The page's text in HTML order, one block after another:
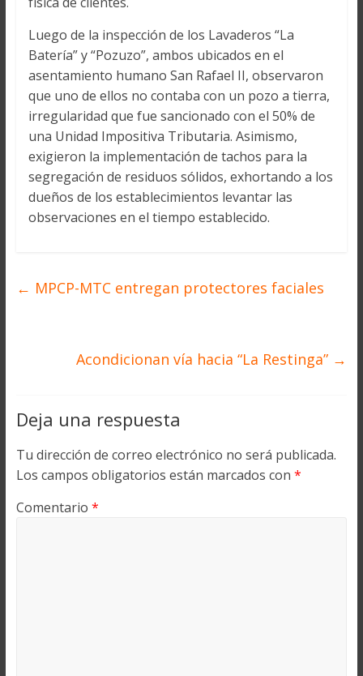
Luego de la inspección de los Lavaderos “La
Batería” y “Pozuzo”, ambos ubicados en el
asentamiento humano San Rafael II, observaron
que uno de ellos no contaba con un pozo a tierra,
irregularidad que fue sancionado con el 50% de
una Unidad Impositiva Tributaria. Asimismo,
exigieron la implementación de tachos para la
segregación de residuos sólidos, exhortando a los
dueños de los establecimientos levantar las
observaciones en el tiempo establecido.
← MPCP-MTC entregan protectores faciales
Acondicionan vía hacia “La Restinga” →
Deja una respuesta
Tu dirección de correo electrónico no será publicada.
Los campos obligatorios están marcados con *
Comentario *